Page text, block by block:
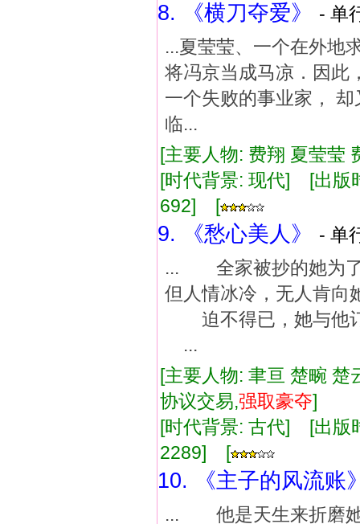
8. 《横刀夺爱》
- 单
...夏莹莹、一个在外地
将冯京当成马凉．因
一个失败的事业家，
临...
[主要人物: 费翔 夏莹
[时代背景: 现代] [出
692] [
9. 《愁心美人》
- 单
... 全家被抄的她为
但人情冰冷，无人肯
迫不得已，她与
...
[主要人物: 聿亘 楚畹
协议交易,强取豪夺]
[时代背景: 古代] [出
2289] [
10. 《主子的风流账
... 他是天生来折磨